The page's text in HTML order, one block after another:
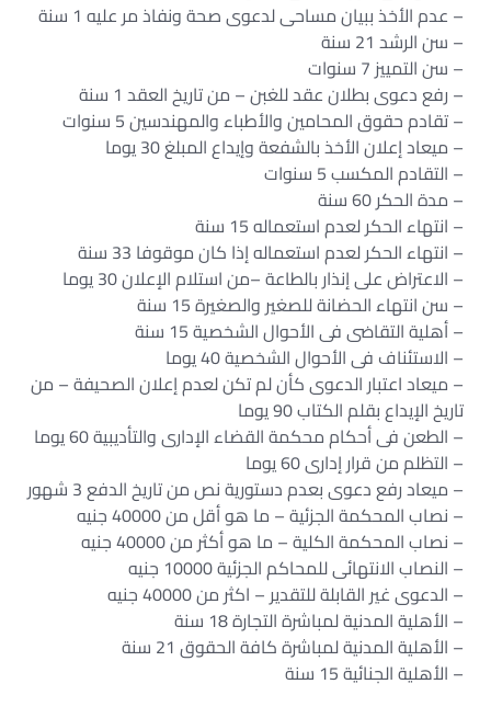
– عدم الأخذ ببيان مساحى لدعوى صحة ونفاذ مر عليه 1 سنة
– سن الرشد 21 سنة
– سن التمييز 7 سنوات
– رفع دعوى بطلان عقد للغبن – من تاريخ العقد 1 سنة
– تقادم حقوق المحامين والأطباء والمهندسين 5 سنوات
– ميعاد إعلان الأخذ بالشفعة وإيداع المبلغ 30 يوما
– التقادم المكسب 5 سنوات
– مدة الحكر 60 سنة
– انتهاء الحكر لعدم استعماله 15 سنة
– انتهاء الحكر لعدم استعماله إذا كان موقوفا 33 سنة
– الاعتراض على إنذار بالطاعة –من استلام الإعلان 30 يوما
– سن انتهاء الحضانة للصغير والصغيرة 15 سنة
– أهلية التقاضى فى الأحوال الشخصية 15 سنة
– الاستئناف فى الأحوال الشخصية 40 يوما
– ميعاد اعتبار الدعوى كأن لم تكن لعدم إعلان الصحيفة – من
تاريخ الإيداع بقلم الكتاب 90 يوما
– الطعن فى أحكام محكمة القضاء الإدارى والتأديبية 60 يوما
– التظلم من قرار إدارى 60 يوما
– ميعاد رفع دعوى بعدم دستورية نص من تاريخ الدفع 3 شهور
– نصاب المحكمة الجزئية – ما هو أقل من 40000 جنيه
– نصاب المحكمة الكلية – ما هو أكثر من 40000 جنيه
– النصاب الانتهائى للمحاكم الجزئية 10000 جنيه
– الدعوى غير القابلة للتقدير – اكثر من 40000 جنيه
– الأهلية المدنية لمباشرة التجارة 18 سنة
– الأهلية المدنية لمباشرة كافة الحقوق 21 سنة
– الأهلية الجنائية 15 سنة